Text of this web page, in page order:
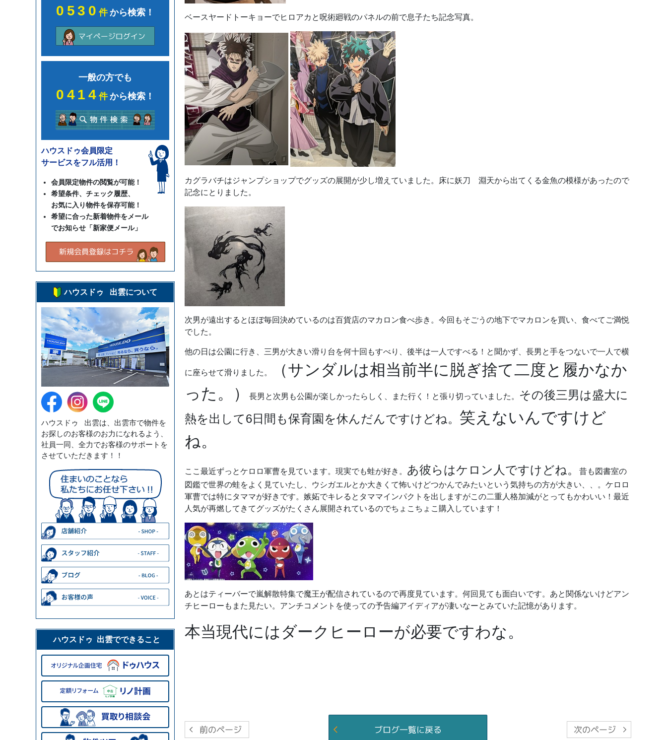
ベースヤードトーキョーでヒロアカと呪術廻戦のパネルの前で息子たち記念写真。
カグラバチはジャンプショップでグッズの展開が少し増えていました。床に妖刀 淵天から出てくる金魚の模様があったので
記念にとりました。
次男が遠出するとほぼ毎回決めているのは百貨店のマカロン食べ歩き。今回もそごうの地下でマカロンを買い、食べてご満悦
でした。
他の日は公園に行き、三男が大きい滑り台を何十回もすべり、後半は一人ですべる！と聞かず、長男と手をつないで一人で横
に座らせて滑りました。
（サンダルは相当前半に脱ぎ捨て二度と履かなか
った。）
長男と次男も公園が楽しかったらしく、また行く！と張り切っていました。
その後三男は盛大に
熱を出して6日間も保育園を休んだんですけどね。 笑えないんですけど
ね。
ここ最近ずっとケロロ軍曹を見ています。現実でも蛙が好き。 あ彼らはケロン人ですけどね。
昔も図書室の
図鑑で世界の蛙をよく見ていたし、ウシガエルとか大きくて怖いけどつかんでみたいという気持ちの方が大きい、、。ケロロ
軍曹では特にタママが好きです。嫉妬でキレるとタママインパクトを出しますがこの二重人格加減がとってもかわいい！最近
人気が再燃してきてグッズがたくさん展開されているのでちょこちょこ購入しています！
あとはティーバーで嵐解散特集で魔王が配信されているので再度見ています。何回見ても面白いです。あと関係ないけどアン
チヒーローもまた見たい。アンチコメントを使っての予告編アイディアが凄いなーとみていた記憶があります。
本当現代にはダークヒーローが必要ですわな。
0530件から検索！
一般の方でも
0414件から検索！
ハウスドゥ会員限定
サービスをフル活用！
会員限定物件の閲覧が可能！
希望条件、チェック履歴、
お気に入り物件を保存可能！
希望に合った新着物件をメール
でお知らせ「新家便メール」
ハウスドゥ 出雲について
ハウスドゥ 出雲は、出雲市で物件を
お探しのお客様のお力になれるよう、
社員一同、全力でお客様のサポートを
させていただきます！！
ハウスドゥ 出雲でできること